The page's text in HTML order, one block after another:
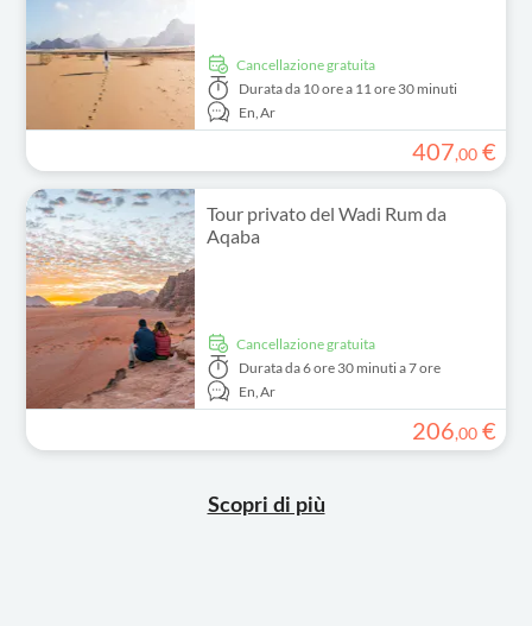
Cancellazione gratuita
Duratada 10 ore a 11 ore 30 minuti
En,Ar
407,00 €
Tour privato del Wadi Rum da
Aqaba
Cancellazione gratuita
Duratada 6 ore 30 minuti a 7 ore
En,Ar
206,00 €
Scopri di più